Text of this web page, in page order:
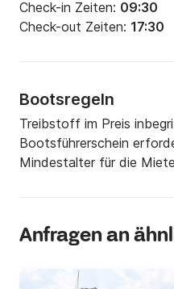
Check-in Zeiten: 09:30
Check-out Zeiten: 17:30
Bootsregeln
Treibstoff im Preis
Bootsführerschein
Mindestalter für die
Anfragen an